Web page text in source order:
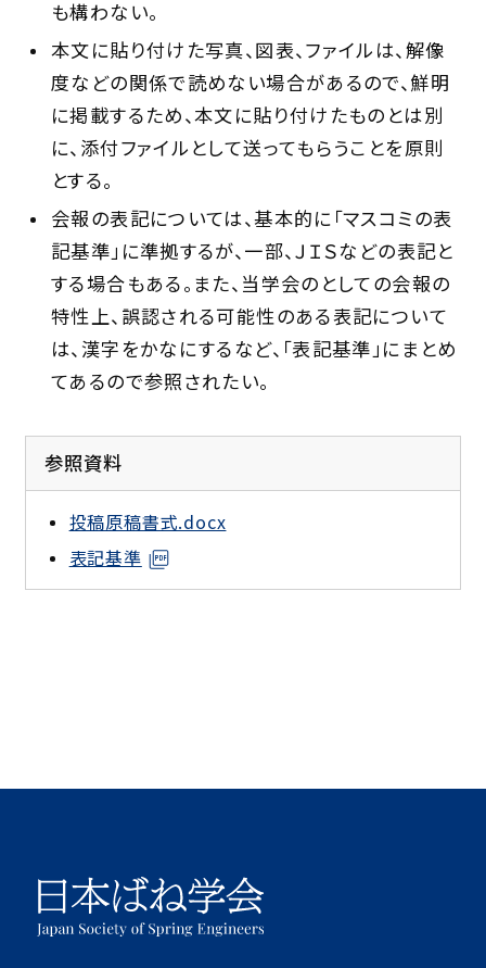
も構わない。
本文に貼り付けた写真、図表、ファイルは、解像
度などの関係で読めない場合があるので、鮮明
に掲載するため、本文に貼り付けたものとは別
に、添付ファイルとして送ってもらうことを原則
とする。
会報の表記については、基本的に「マスコミの表
記基準」に準拠するが、一部、ＪＩＳなどの表記と
する場合もある。また、当学会のとしての会報の
特性上、誤認される可能性のある表記について
は、漢字をかなにするなど、「表記基準」にまとめ
てあるので参照されたい。
参照資料
投稿原稿書式.docx
表記基準